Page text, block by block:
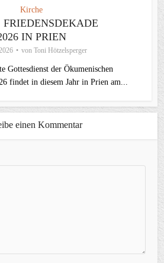
Kirche
IN PRIEN
von Toni Hötzelsperger
Gottesdienst der Ökumenischen
findet in diesem Jahr in Prien am...
einen Kommentar